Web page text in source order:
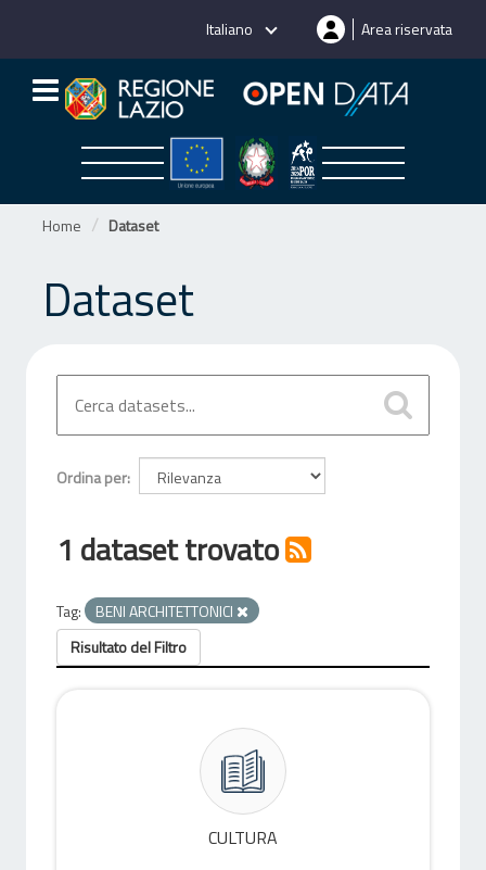
Italiano Area riservata
Home Dataset
Dataset
Ordina per
1 dataset trovato
Tag:
BENI ARCHITETTONICI
Risultato del Filtro
CULTURA